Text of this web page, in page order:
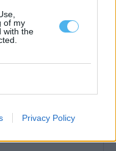
of my
with the
Privacy Policy
em Sociologia na